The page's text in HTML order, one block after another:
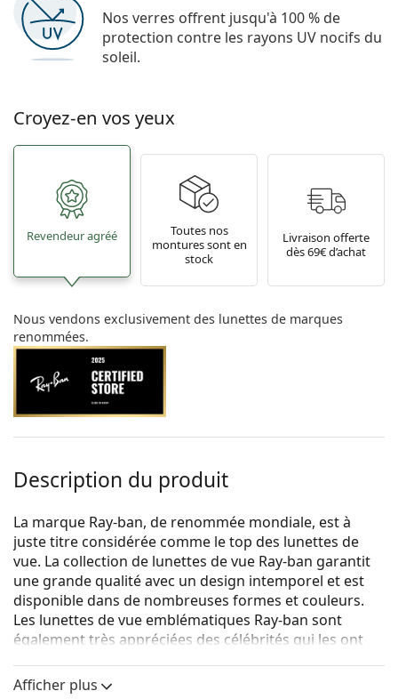
Nos verres offrent jusqu'à 100 % de
protection contre les rayons UV nocifs du
soleil.
Croyez-en vos yeux
Revendeur agréé
Toutes nos
montures sont en
stock
Livraison offerte
dès 69€ d’achat
Nous vendons exclusivement des lunettes de marques
renommées.
Description du produit
La marque Ray-ban, de renommée mondiale, est à
juste titre considérée comme le top des lunettes de
vue. La collection de lunettes de vue Ray-ban garantit
une grande qualité avec un design intemporel et est
disponible dans de nombreuses formes et couleurs.
Les lunettes de vue emblématiques Ray-ban sont
également très appréciées des célébrités qui les ont
Ray-Ban Erika 0RX7046 8140 51
Afficher plus